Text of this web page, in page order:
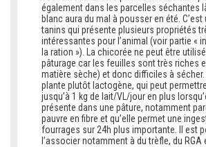
également dans les parcelles séchantes
blanc aura du mal à pousser en été. C’est
tanins qui présente plusieurs propriétés
intéressantes pour l’animal (voir partie «
la ration »). La chicorée ne peut être
pâturage car les feuilles sont très riches
matière sèche) et donc difficiles à sécher.
plante plutôt lactogène, qui peut
jusqu’à 1 kg de lait/VL/jour en plus
présente dans une pâture, notamment
pauvre en fibre et qu’elle permet une
fourrages sur 24h plus importante. Il est
l’associer notamment à du trèfle, du RGA